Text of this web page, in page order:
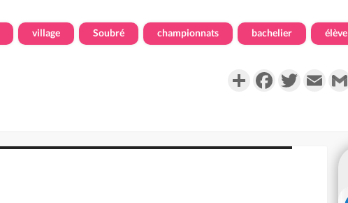
village Soubré championnats bachelier élève
PartagerFacebookTwitterEmail